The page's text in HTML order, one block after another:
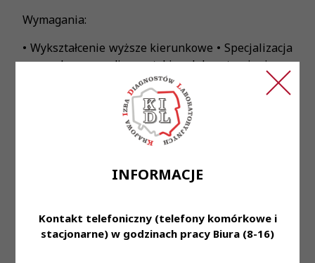
INFORMACJE
Kontakt telefoniczny (telefony komórkowe i
stacjonarne) w godzinach pracy Biura (8-16)
Wymagania:
• Wykształcenie wyższe kierunkowe • Specjalizacja
z zakresu diagnostyki laboratoryjnej •
Doświadczenie w zarządzaniu zespołem w
laboratorium będzie dodatkowym atutem •
Zdolności analityczne i umiejętność
rozwiązywania problemów • Wysoko rozwinięte
umiejętności interpersonalne • Aktualne prawo
Umiejętność pracy w zespole, dobra organizacja
Miejsce zatrudnienia: ul. Batalionu AK Parasol 5/7,
01-120 Warszawa